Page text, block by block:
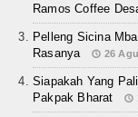
Ramos Coffee
Pelleng Sicina
Rasanya
26
Siapakah Yang
Pakpak Bharat